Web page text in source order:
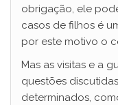
obrigação, ele
casos de filhos é
por este motivo o
Mas as visitas e a
questões
determinados,